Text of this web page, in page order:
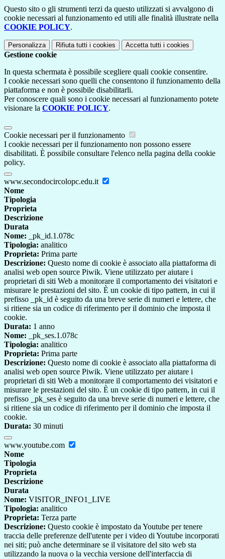
Questo sito o gli strumenti terzi da questo utilizzati si avvalgono di
cookie necessari al funzionamento ed utili alle finalità illustrate nella
COOKIE POLICY.
Personalizza Rifiuta tutti i cookies Accetta tutti i cookies
Gestione cookie
In questa schermata è possibile scegliere quali cookie consentire.
I cookie necessari sono quelli che consentono il funzionamento della
piattaforma e non è possibile disabilitarli.
Per conoscere quali sono i cookie necessari al funzionamento potete
visionare la COOKIE POLICY.
Cookie necessari per il funzionamento
I cookie necessari per il funzionamento non possono essere
disabilitati. È possibile consultare l'elenco nella pagina della cookie
policy.
www.secondocircolopc.edu.it
Nome
Tipologia
Proprieta
Descrizione
Durata
Nome: _pk_id.1.078c
Tipologia: analitico
Proprieta: Prima parte
Descrizione: Questo nome di cookie è associato alla piattaforma di
analisi web open source Piwik. Viene utilizzato per aiutare i
proprietari di siti Web a monitorare il comportamento dei visitatori e
misurare le prestazioni del sito. È un cookie di tipo pattern, in cui il
prefisso _pk_id è seguito da una breve serie di numeri e lettere, che
si ritiene sia un codice di riferimento per il dominio che imposta il
cookie.
Durata: 1 anno
Nome: _pk_ses.1.078c
Tipologia: analitico
Proprieta: Prima parte
Descrizione: Questo nome di cookie è associato alla piattaforma di
analisi web open source Piwik. Viene utilizzato per aiutare i
proprietari di siti Web a monitorare il comportamento dei visitatori e
misurare le prestazioni del sito. È un cookie di tipo pattern, in cui il
prefisso _pk_ses è seguito da una breve serie di numeri e lettere, che
si ritiene sia un codice di riferimento per il dominio che imposta il
cookie.
Durata: 30 minuti
www.youtube.com
Nome
Tipologia
Proprieta
Descrizione
Durata
Nome: VISITOR_INFO1_LIVE
Tipologia: analitico
Proprieta: Terza parte
Descrizione: Questo cookie è impostato da Youtube per tenere
traccia delle preferenze dell'utente per i video di Youtube incorporati
nei siti; può anche determinare se il visitatore del sito web sta
utilizzando la nuova o la vecchia versione dell'interfaccia di